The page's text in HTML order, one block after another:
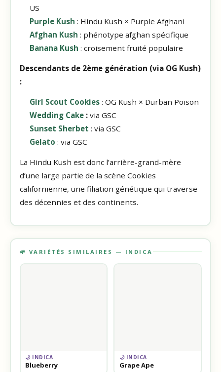
US
Purple Kush : Hindu Kush × Purple Afghani
Afghan Kush : phénotype afghan spécifique
Banana Kush : croisement fruité populaire
Descendants de 2ème génération (via OG Kush)
:
Girl Scout Cookies: OG Kush × Durban Poison
Wedding Cake:via GSC
Sunset Sherbet : via GSC
Gelato : via GSC
La Hindu Kush est donc l’arrière-grand-mère
d’une large partie de la scène Cookies
californienne, une filiation génétique qui traverse
des décennies et des continents.
🌱 VARIÉTÉS SIMILAIRES — INDICA
🌙 INDICA
Blueberry
🌙 INDICA
Grape Ape